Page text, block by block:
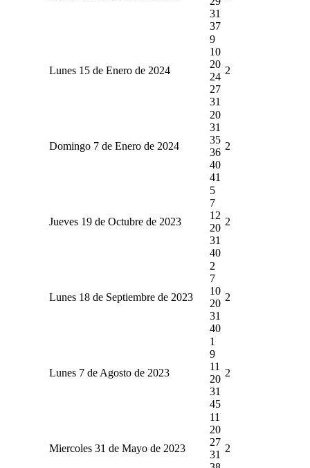
31
37
Lunes 15 de Enero de 2024
9
10
20
24
27
31
2
Domingo 7 de Enero de 2024
20
31
35
36
40
41
2
Jueves 19 de Octubre de 2023
5
7
12
20
31
40
2
Lunes 18 de Septiembre de 2023
2
7
10
20
31
40
2
Lunes 7 de Agosto de 2023
1
9
11
20
31
45
2
Miercoles 31 de Mayo de 2023
11
20
27
31
2